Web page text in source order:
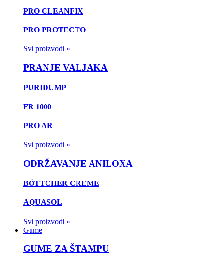
PRO CLEANFIX
PRO PROTECTO
Svi proizvodi »
PRANJE VALJAKA
PURIDUMP
FR 1000
PRO AR
Svi proizvodi »
ODRŽAVANJE ANILOXA
BÖTTCHER CREME
AQUASOL
Svi proizvodi »
Gume
GUME ZA ŠTAMPU